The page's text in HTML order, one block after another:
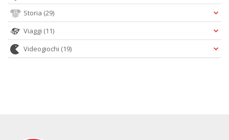
Storia (29)
Viaggi (11)
Videogiochi (19)